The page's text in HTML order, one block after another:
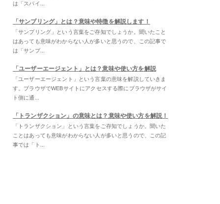
は「スパイ...
「サンプリング」とは？意味や特徴を解説します！
「サンプリング」という言葉をご存知でしょうか。聞いたこと
はあっても意味がわからない人が多いと思うので、この記事で
は「サンプ...
「ユーザーエージェント」とは？意味や使い方を解説
「ユーザーエージェント」という言葉の意味を解説していきま
す。ブラウザでWEBサイトにアクセスする際にブラウザがサイ
ト側に通...
「トランザクション」の意味とは？意味や使い方を解説！
「トランザクション」という言葉をご存知でしょうか。聞いた
ことはあっても意味がわからない人が多いと思うので、この記
事では「ト...